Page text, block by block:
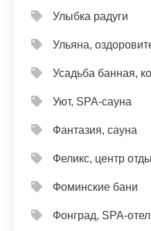
Улыбка радуги
Ульяна,
Усадьба банная,
Уют, SPA-сауна
Фантазия, сауна
Феликс, центр
Фоминские бани
Фонград, SPA-